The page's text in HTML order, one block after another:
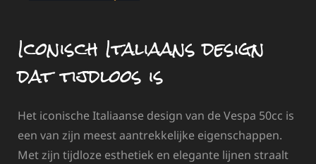
Iconisch Italiaans design
dat tijdloos is
Het iconische Italiaanse design van de Vespa 50cc is
een van zijn meest aantrekkelijke eigenschappen.
Met zijn tijdloze esthetiek en elegante lijnen straalt